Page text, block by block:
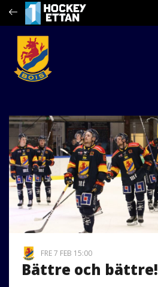
FRE 7 FEB 15:00
Bättre och bättre!